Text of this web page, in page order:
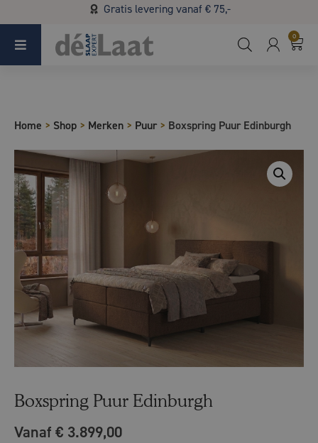
Gratis levering vanaf € 75,-
Koopzondag 29 maart in Bladel van 13.00 - 17.00
0
Home > Shop > Merken > Puur> Boxspring Puur Edinburgh
Boxspring Puur Edinburgh
Vanaf € 3.899,00